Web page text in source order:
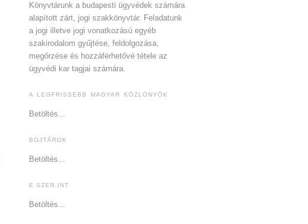
Könyvtárunk a budapesti ügyvédek számára
alapított zárt, jogi szakkönyvtár. Feladatunk
a jogi illetve jogi vonatkozású egyéb
szakirodalom gyűjtése, feldolgozása,
megőrzése és hozzáférhetővé tétele az
ügyvédi kar tagjai számára.
A LEGFRISSEBB MAGYAR KÖZLÖNYÖK
Betöltés...
BOJTÁROK
Betöltés...
E.SZER.INT
Betöltés...